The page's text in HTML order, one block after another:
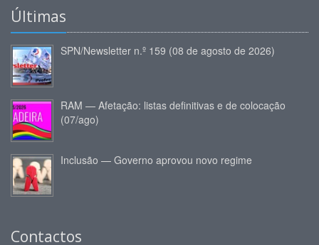
Últimas
SPN/Newsletter n.º 159 (08 de agosto de 2026)
RAM — Afetação: listas definitivas e de colocação
(07/ago)
Inclusão — Governo aprovou novo regime
Contactos